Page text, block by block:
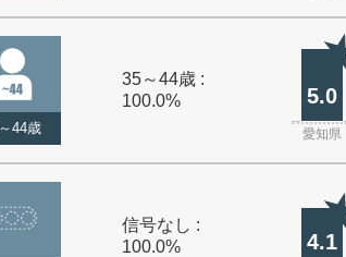
44歳
35～44歳 :
100.0%
5.0
愛知県
信号なし :
100.0%
4.1